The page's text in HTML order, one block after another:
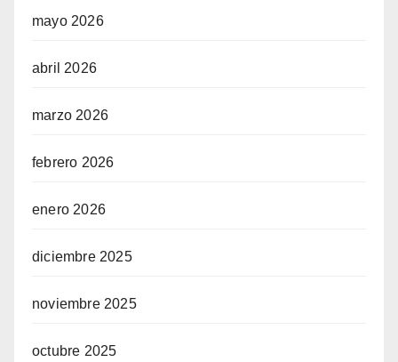
mayo 2026
abril 2026
marzo 2026
febrero 2026
enero 2026
diciembre 2025
noviembre 2025
octubre 2025